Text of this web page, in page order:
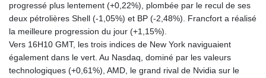
progressé plus lentement (+0,22%), plombée par le recul de ses
deux pétrolières Shell (-1,05%) et BP (-2,48%). Francfort a réalisé
la meilleure progression du jour (+1,15%).
Vers 16H10 GMT, les trois indices de New York naviguaient
également dans le vert. Au Nasdaq, dominé par les valeurs
technologiques (+0,61%), AMD, le grand rival de Nvidia sur le